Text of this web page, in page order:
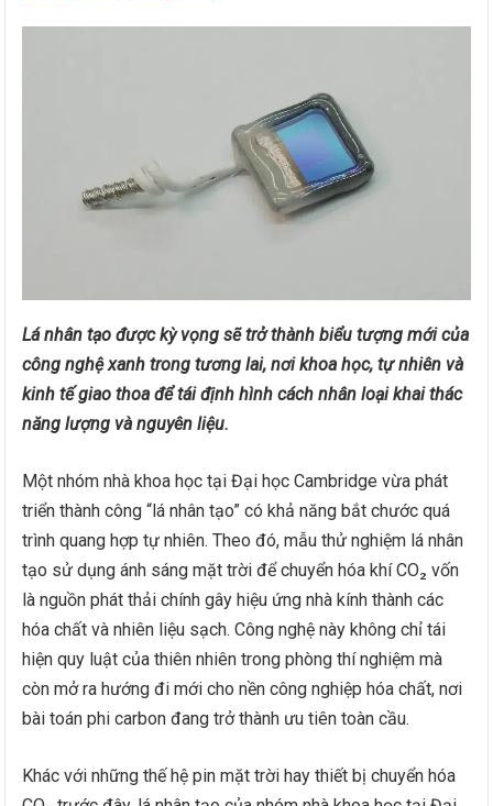
Lá nhân tạo được kỳ vọng sẽ trở thành biểu tượng mới của
công nghệ xanh trong tương lai, nơi khoa học, tự nhiên và
kinh tế giao thoa để tái định hình cách nhân loại khai thác
năng lượng và nguyên liệu.
Một nhóm nhà khoa học tại Đại học Cambridge vừa phát
triển thành công “lá nhân tạo” có khả năng bắt chước quá
trình quang hợp tự nhiên. Theo đó, mẫu thử nghiệm lá nhân
tạo sử dụng ánh sáng mặt trời để chuyển hóa khí CO₂ vốn
là nguồn phát thải chính gây hiệu ứng nhà kính thành các
hóa chất và nhiên liệu sạch. Công nghệ này không chỉ tái
hiện quy luật của thiên nhiên trong phòng thí nghiệm mà
còn mở ra hướng đi mới cho nền công nghiệp hóa chất, nơi
bài toán phi carbon đang trở thành ưu tiên toàn cầu.
Khác với những thế hệ pin mặt trời hay thiết bị chuyển hóa